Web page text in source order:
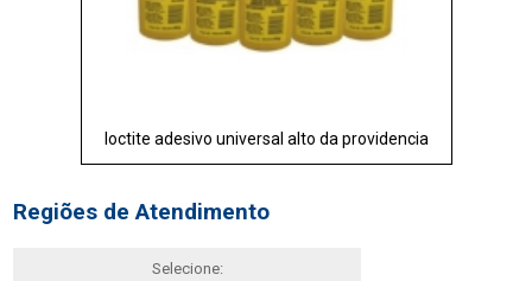
loctite adesivo universal alto da providencia
Regiões de Atendimento
Selecione: